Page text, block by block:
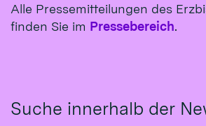
Alle Pressemitteilungen des
finden Sie im Pressebereich.
Suche innerhalb der